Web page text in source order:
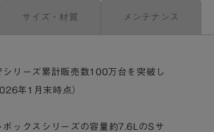
サイズ・材質 メンテナンス
シリーズ累計販売数100万台を突破し
年1月末時点）
ボックスシリーズの容量約7.6LのSサ